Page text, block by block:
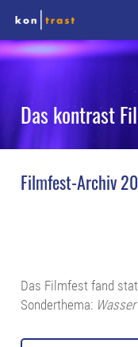
Das kontrast
Filmfest-Archiv
Das Filmfest fand
Sonderthema: Wasser